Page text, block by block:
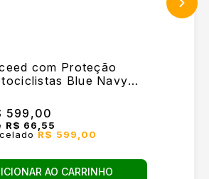
com Proteção
Blue Navy
599,00
R$ 66,55
R$ 599,00
AO CARRINHO